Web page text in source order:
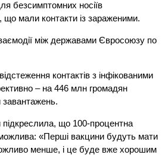
безсимптомних носіїв
що мали контакти із зараженими.
між державами Євросоюзу по
контактів з інфікованими
– на 446 млн громадян
що 100-процентна
«Перші вакцини будуть мати
менше, і це буде вже хорошим